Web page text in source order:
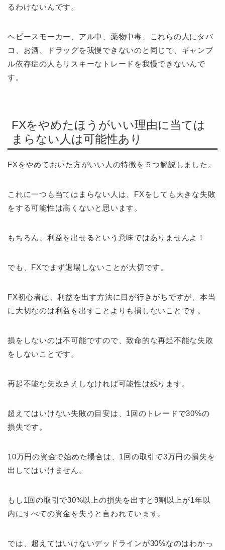
るわけないんです。
ヘビースモーカー、アル中、薬物中毒、これらの人にタバ
コ、お酒、ドラッグを我慢できないのと同じで、ギャンブ
ル依存症の人もリスキーなトレードを我慢できないんで
す。
FXをやめたほうがいい理由に当ては
まらない人は可能性あり
FXをやめておいた方がいい人の特徴を５つ解説しました。
これに一つも当てはまらない人は、FXをしても大きな失敗
をする可能性は高くないと思います。
もちろん、利益を出せるという意味ではありませんよ！
でも、FXでまず退場しないことが大切です。
FX初心者は、利益を出す方法に目が行きがちですが、本当
に大切なのは利益を出すことよりも損しないことです。
損をしないのは不可能ですので、致命的な再起不能な失敗
をしないことです。
再起不能な失敗さえしなければ可能性は残ります。
超えてはいけない失敗の目安は、1回のトレードで30%の
損失です。
10万円の資金で始めた場合は、1回の取引で3万円の損失を
出してはいけません。
もし1回の取引で30%以上の損失を出すと9割以上が1年以
内にすべての資金を失うと言われています。
では、超えてはいけないデッドラインが30%なのはわかっ